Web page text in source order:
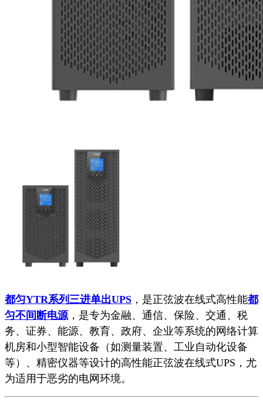
都匀YTR系列三进单出UPS ，是正弦波在线式高性能都
匀不间断电源 ，是专为金融、通信、保险、交通、税
务、证券、能源、教育、政府、企业等系统的网络计算
机房和小型智能设备（如测量装置、工业自动化设备
等）、精密仪器等设计的高性能正弦波在线式UPS，尤
为适用于恶劣的电网环境。